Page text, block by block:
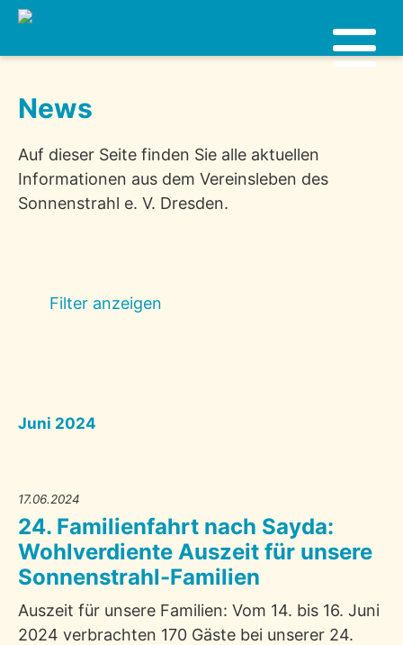
News
Auf dieser Seite finden Sie alle aktuellen
Informationen aus dem Vereinsleben des
Sonnenstrahl e. V. Dresden.
Filter anzeigen
Juni 2024
17.06.2024
24. Familienfahrt nach Sayda:
Wohlverdiente Auszeit für unsere
Sonnenstrahl-Familien
Auszeit für unsere Familien: Vom 14. bis 16. Juni
2024 verbrachten 170 Gäste bei unserer 24.